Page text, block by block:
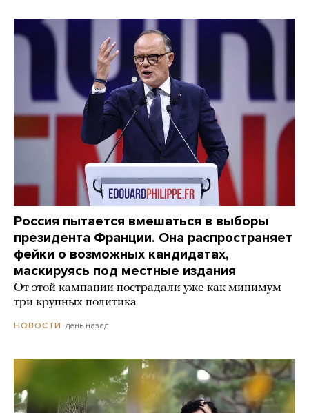
Россия пытается вмешаться в выборы
президента Франции. Она распространяет
фейки о возможных кандидатах,
маскируясь под местные издания
От этой кампании пострадали уже как минимум
три крупных политика
НОВОСТИ день назад